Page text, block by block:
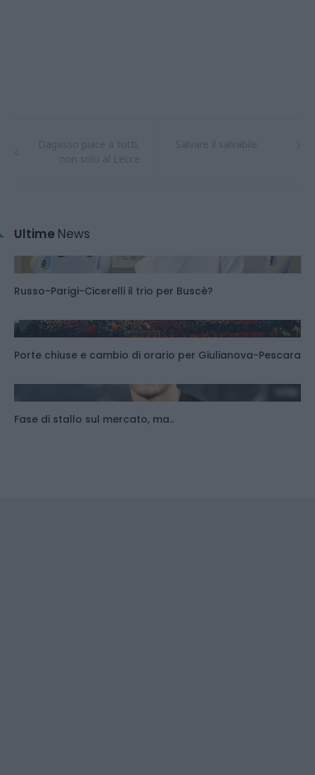
Ultime News
Russo-Parigi-Cicerelli il trio per Buscè?
Porte chiuse e cambio di orario per Giulianova-Pescara
Fase di stallo sul mercato, ma..